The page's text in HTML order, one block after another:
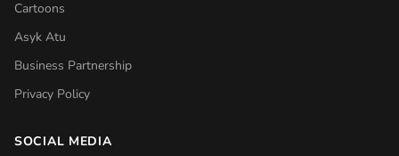
Cartoons
Asyk Atu
Business Partnership
Privacy Policy
SOCIAL MEDIA